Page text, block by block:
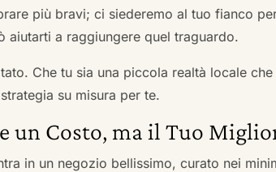
più bravi; ci siederemo al tuo fianco
aiutarti a raggiungere quel traguardo.
Che tu sia una piccola realtà locale
su misura per te.
un Costo, ma il Tuo
in un negozio bellissimo, curato nei